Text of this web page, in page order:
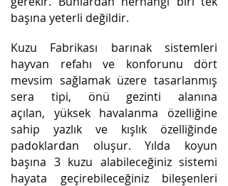
başına yeterli değildir.
Kuzu Fabrikası barınak sistemleri
hayvan refahı ve konforunu dört
mevsim sağlamak üzere tasarlanmış
sera tipi, önü gezinti alanına
açılan, yüksek havalanma özelliğine
sahip yazlık ve kışlık özelliğinde
padoklardan oluşur. Yılda koyun
başına 3 kuzu alabileceğiniz sistemi
hayata geçirebileceğiniz bileşenleri